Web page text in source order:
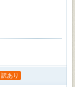
訳あり